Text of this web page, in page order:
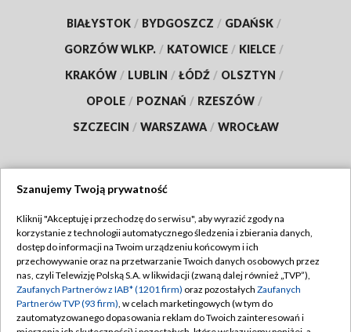
BIAŁYSTOK / BYDGOSZCZ / GDAŃSK /
GORZÓW WLKP. / KATOWICE / KIELCE /
KRAKÓW / LUBLIN / ŁÓDŹ / OLSZTYN /
OPOLE / POZNAŃ / RZESZÓW /
SZCZECIN / WARSZAWA / WROCŁAW
TVP
Abonament TVP
Emisja w TVP
Centrum informacji TVP
Regulamin TVP
Polityka prywatności
Moje zgody
Szanujemy Twoją prywatność
Kliknij "Akceptuję i przechodzę do serwisu", aby wyrazić zgody na
korzystanie z technologii automatycznego śledzenia i zbierania danych,
dostęp do informacji na Twoim urządzeniu końcowym i ich
przechowywanie oraz na przetwarzanie Twoich danych osobowych przez
nas, czyli Telewizję Polską S.A. w likwidacji (zwaną dalej również „TVP”),
Zaufanych Partnerów z IAB* (1201 firm) oraz pozostałych Zaufanych
Partnerów TVP (93 firm), w celach marketingowych (w tym do
zautomatyzowanego dopasowania reklam do Twoich zainteresowań i